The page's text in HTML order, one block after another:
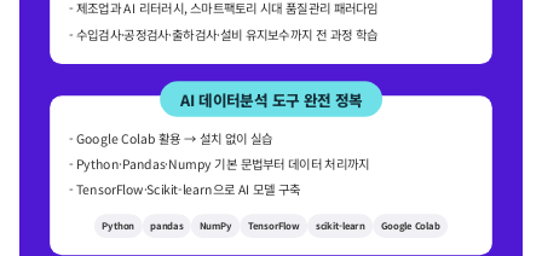
- 제조업과 AI 리터러시, 스마트팩토리 시대 품질관리 패러다임
- 수입검사·공정검사·출하검사·설비 유지보수까지 전 과정 학습
AI 데이터분석 도구 완전 정복
- Google Colab 활용 → 설치 없이 실습
- Python·Pandas·Numpy 기본 문법부터 데이터 처리까지
- TensorFlow·Scikit-learn으로 AI 모델 구축
Python pandas NumPy TensorFlow scikit-learn Google Colab